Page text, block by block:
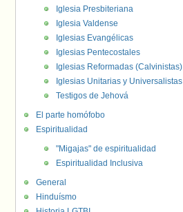
Iglesia Presbiteriana
Iglesia Valdense
Iglesias Evangélicas
Iglesias Pentecostales
Iglesias Reformadas (Calvinistas)
Iglesias Unitarias y Universalistas
Testigos de Jehová
El parte homófobo
Espiritualidad
"Migajas" de espiritualidad
Espiritualidad Inclusiva
General
Hinduísmo